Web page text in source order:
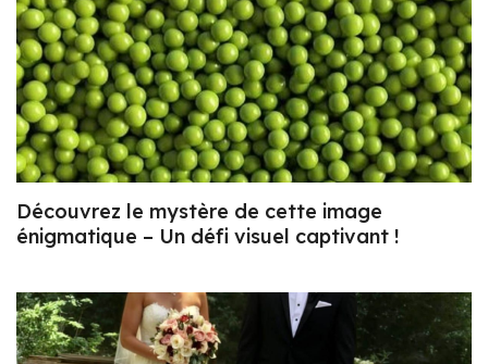
Découvrez le mystère de cette image
énigmatique – Un défi visuel captivant !